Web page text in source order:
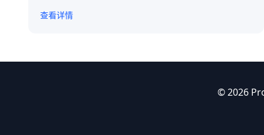
查看详情
© 2026